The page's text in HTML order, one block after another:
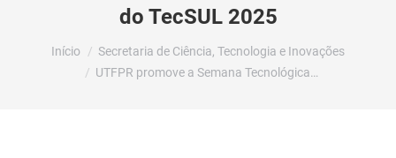
do TecSUL 2025
Você está aqui:
Início
Secretaria de Ciência, Tecnologia e Inovações
UTFPR promove a Semana Tecnológica…